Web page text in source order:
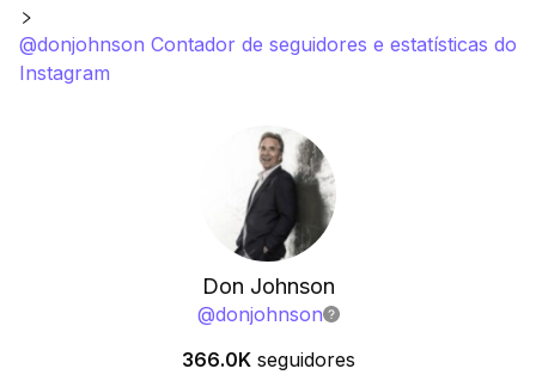
@donjohnson Contador de seguidores e estatísticas do
Instagram
Don Johnson
@donjohnson
366.0K seguidores